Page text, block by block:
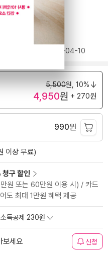
2015-04-10
5,500원, 10%
4,950원 + 270원
990원
이상 무료)
청구 할인
원 또는 60만원 이용 시) / 카드
도 최대 1만원 혜택 제공
소득공제 230원
보세요 신청